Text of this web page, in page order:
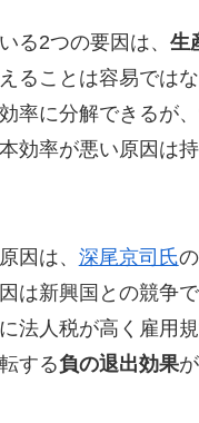
る2つの要因は、 生
ることは容易では
率に分解できるが
効率が悪い原因は
因は、 深尾京司氏
は新興国との競争
法人税が高く雇用
する負の退出効果